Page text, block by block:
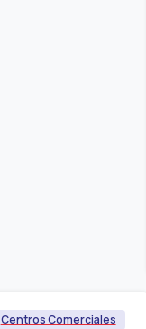
Centros Comerciales